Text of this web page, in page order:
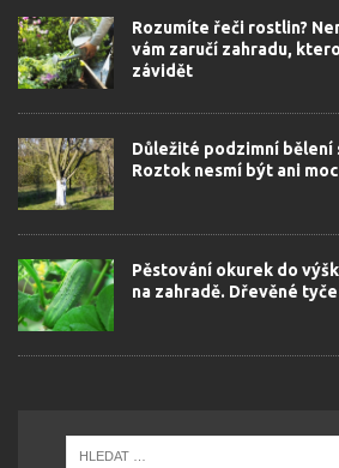
Rozumíte řeči rostlin?
vám zaručí zahradu,
závidět
Důležité podzimní bělení
Roztok nesmí být ani
Pěstování okurek do
na zahradě. Dřevěné